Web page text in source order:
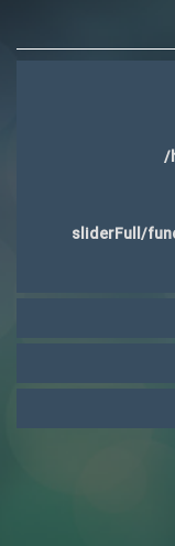
/
sliderFull/